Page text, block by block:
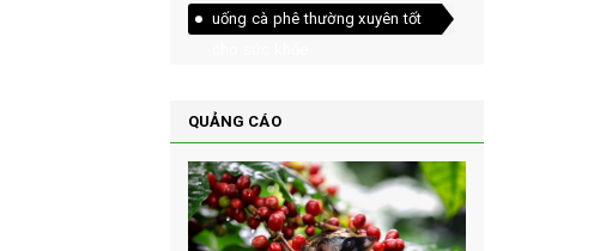
uống cà phê thường xuyên tốt
QUẢNG CÁO